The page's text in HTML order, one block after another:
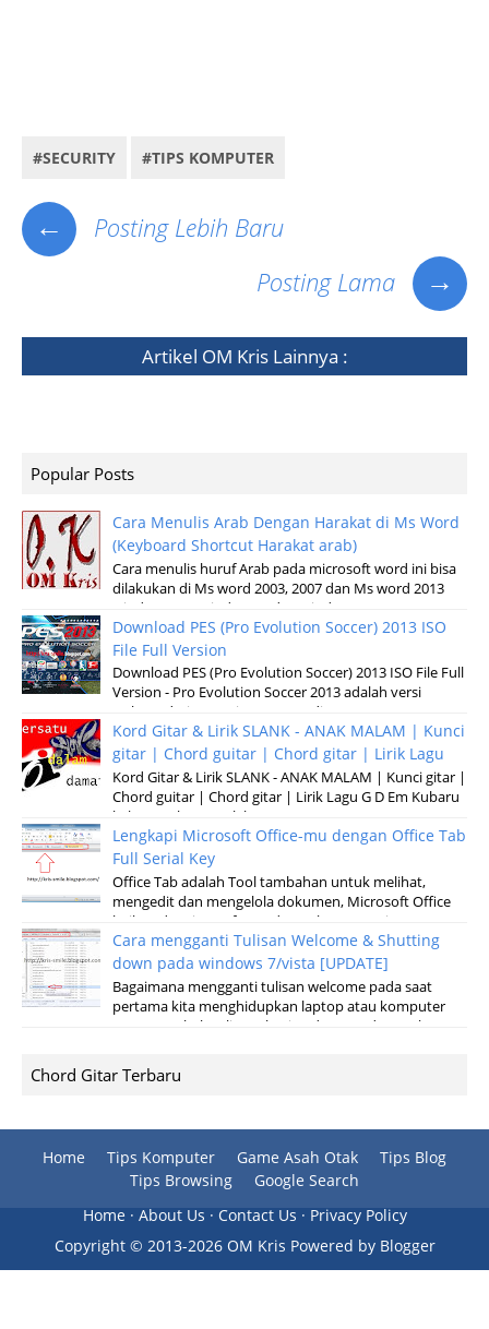
#SECURITY #TIPS KOMPUTER
←
Posting Lebih Baru
Posting Lama
→
Artikel OM KrisLainnya :
Popular Posts
Cara Menulis Arab Dengan Harakat di Ms Word
(Keyboard Shortcut Harakat arab)
Cara menulis huruf Arab pada microsoft word ini bisa
dilakukan di Ms word 2003, 2007 dan Ms word 2013
windows XP, Windows 7 dan windows v...
Download PES (Pro Evolution Soccer) 2013 ISO
File Full Version
Download PES (Pro Evolution Soccer) 2013 ISO File Full
Version - Pro Evolution Soccer 2013 adalah versi
terbaru dari permainan pertandinga...
Kord Gitar & Lirik SLANK - ANAK MALAM | Kunci
gitar | Chord guitar | Chord gitar | Lirik Lagu
Kord Gitar & Lirik SLANK - ANAK MALAM | Kunci gitar |
Chord guitar | Chord gitar | Lirik Lagu G D Em Kubaru
keluar malam Setelah sun...
Lengkapi Microsoft Office-mu dengan Office Tab
Full Serial Key
Office Tab adalah Tool tambahan untuk melihat,
mengedit dan mengelola dokumen, Microsoft Office
baik pada microsoft Word, Excel, Powerpoint...
Cara mengganti Tulisan Welcome & Shutting
down pada windows 7/vista [UPDATE]
Bagaimana mengganti tulisan welcome pada saat
pertama kita menghidupkan laptop atau komputer
serta merubah tulisan shuting down pada saat k...
Chord Gitar Terbaru
Home Tips Komputer Game Asah Otak
Tips Blog
Tips Browsing
Google Search
Home· About Us · Contact Us · Privacy Policy
Copyright © 2013-2026 OM Kris Powered by Blogger